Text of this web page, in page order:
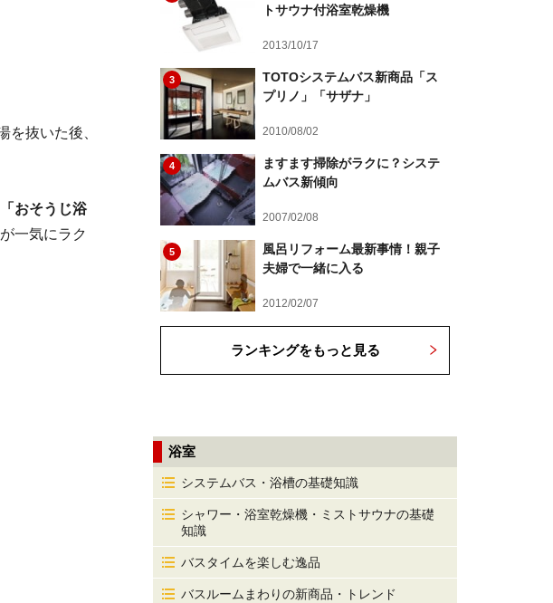
抜いた後、
おそうじ浴
一気にラク
トサウナ付浴室乾燥機
2013/10/17
3
TOTOシステムバス新商品「ス
プリノ」「サザナ」
2010/08/02
4
ますます掃除がラクに？システ
ムバス新傾向
2007/02/08
5
風呂リフォーム最新事情！親子
夫婦で一緒に入る
2012/02/07
ランキングをもっと見る
浴室
システムバス・浴槽の基礎知識
シャワー・浴室乾燥機・ミストサウナの基礎
知識
バスタイムを楽しむ逸品
バスルームまわりの新商品・トレンド